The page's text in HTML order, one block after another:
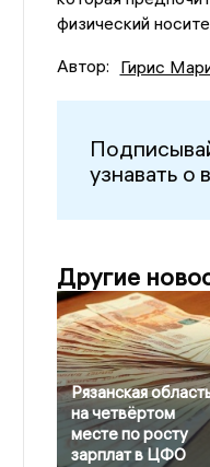
физический
Автор: Гирис
узнавать о
Другие
Рязанская
на четвёртом
месте по росту
зарплат в ЦФО